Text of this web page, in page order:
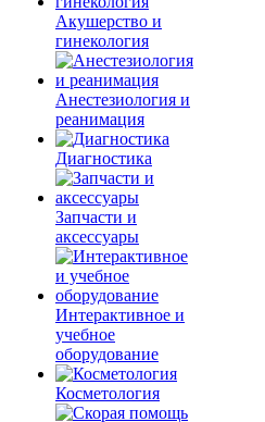
Акушерство и
гинекология
Анестезиология и
реанимация
Диагностика
Запчасти и
аксессуары
Интерактивное и
учебное
оборудование
Косметология